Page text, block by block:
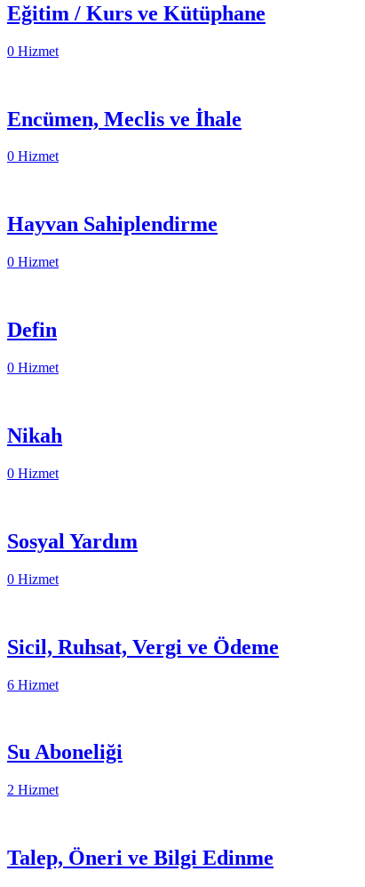
Eğitim / Kurs ve Kütüphane
0 Hizmet
Encümen, Meclis ve İhale
0 Hizmet
Hayvan Sahiplendirme
0 Hizmet
Defin
0 Hizmet
Nikah
0 Hizmet
Sosyal Yardım
0 Hizmet
Sicil, Ruhsat, Vergi ve Ödeme
6 Hizmet
Su Aboneliği
2 Hizmet
Talep, Öneri ve Bilgi Edinme